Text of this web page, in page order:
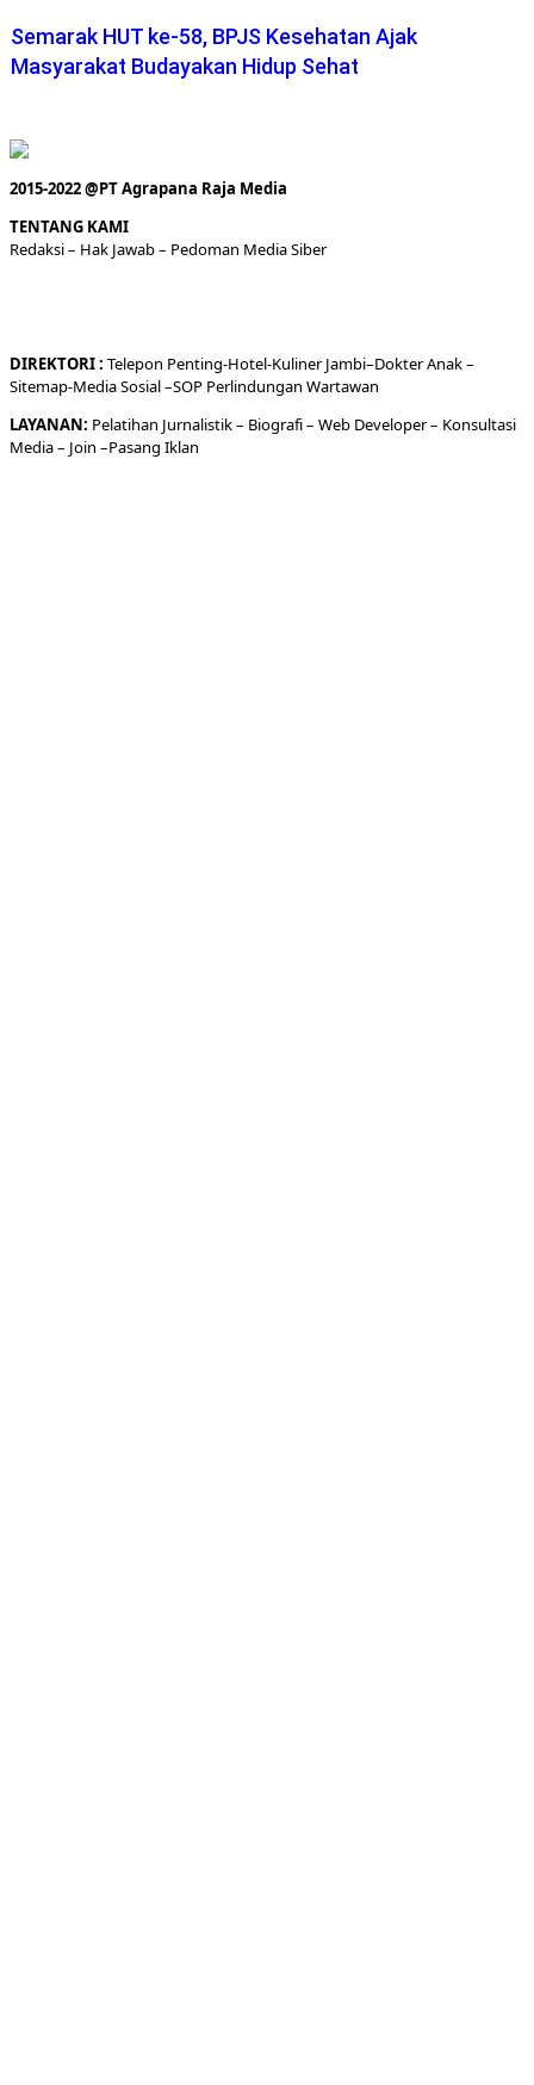
Semarak HUT ke-58, BPJS Kesehatan Ajak
Masyarakat Budayakan Hidup Sehat
2015-2022 @PT Agrapana Raja Media
TENTANG KAMI
Redaksi– Hak Jawab – Pedoman Media Siber
DIREKTORI: Telepon Penting-Hotel-KulinerJambi–DokterAnak –
Sitemap-Media Sosial –SOP Perlindungan Wartawan
LAYANAN: Pelatihan Jurnalistik – Biografi– Web Developer– Konsultasi
Media– Join –Pasang Iklan